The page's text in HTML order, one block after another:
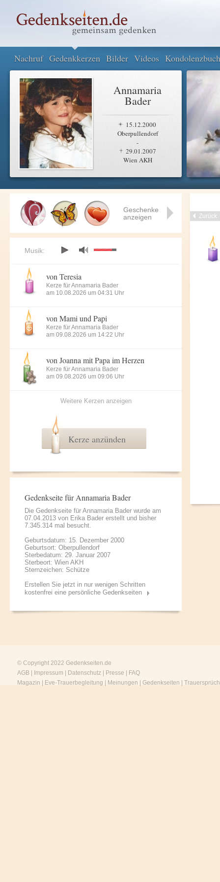
Nachruf Gedenkkerzen Bilder Videos Kondolenzbuch
Annamaria
Bader
15.12.2000
Oberpullendorf
-
29.01.2007
Wien AKH
Zurück
Geschenke
anzeigen
Musik:
von Teresia
Kerze für Annamaria Bader
am 10.08.2026 um 04:31 Uhr
von Mami und Papi
Kerze für Annamaria Bader
am 09.08.2026 um 14:22 Uhr
von Joanna mit Papa im Herzen
Kerze für Annamaria Bader
am 09.08.2026 um 09:06 Uhr
Weitere Kerzen anzeigen
Kerze anzünden
Gedenkseite für Annamaria Bader
Die Gedenkseite für Annamaria Bader wurde am
07.04.2013 von Erika Bader erstellt und bisher
7.345.314 mal besucht.
Geburtsdatum: 15. Dezember 2000
Geburtsort: Oberpullendorf
Sterbedatum: 29. Januar 2007
Sterbeort: Wien AKH
Sternzeichen: Schütze
Erstellen Sie jetzt in nur wenigen Schritten
kostenfrei eine persönliche Gedenkseiten
© Copyright 2022 Gedenkseiten.de
AGB
Impressum Datenschutz Presse
FAQ
Magazin
Eve-Trauerbegleitung Meinungen Gedenkseiten